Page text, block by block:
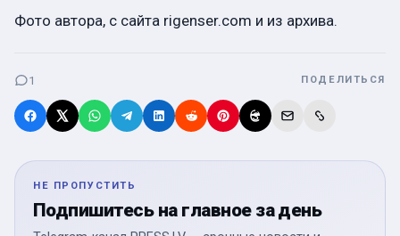
Фото автора, с сайта rigenser.com и из архива.
1 ПОДЕЛИТЬСЯ
НЕ ПРОПУСТИТЬ
Подпишитесь на главное за день